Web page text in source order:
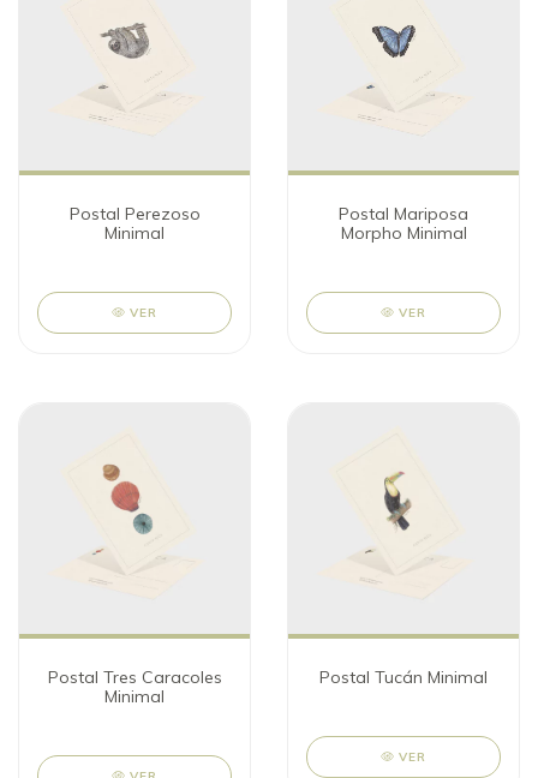
Postal Perezoso
Minimal
VER
Postal Mariposa
Morpho Minimal
VER
Postal Tres Caracoles
Minimal
Postal Tucán Minimal
VER